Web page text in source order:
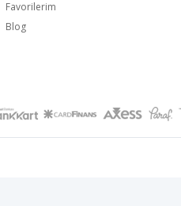
Favorilerim
Blog